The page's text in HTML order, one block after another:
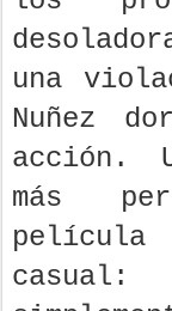
los
una
Nuñez
acción.
más